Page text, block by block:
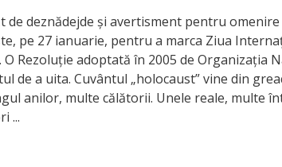
de deznădejde și avertisment pentru
pe 27 ianuarie, pentru a marca Ziua
O Rezoluție adoptată în 2005 de Organizația
de a uita. Cuvântul „holocaust” vine din
anilor, multe călătorii. Unele reale, multe
...